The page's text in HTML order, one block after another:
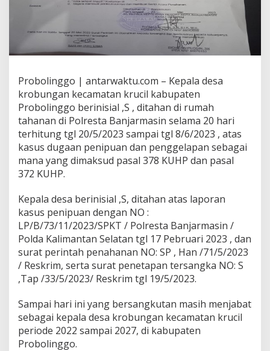
Probolinggo | antarwaktu.com – Kepala desa
krobungan kecamatan krucil kabupaten
Probolinggo berinisial ,S , ditahan di rumah
tahanan di Polresta Banjarmasin selama 20 hari
terhitung tgl 20/5/2023 sampai tgl 8/6/2023 , atas
kasus dugaan penipuan dan penggelapan sebagai
mana yang dimaksud pasal 378 KUHP dan pasal
372 KUHP.
Kepala desa berinisial ,S, ditahan atas laporan
kasus penipuan dengan NO :
LP/B/73/11/2023/SPKT / Polresta Banjarmasin /
Polda Kalimantan Selatan tgl 17 Pebruari 2023 , dan
surat perintah penahanan NO: SP , Han /71/5/2023
/ Reskrim, serta surat penetapan tersangka NO: S
,Tap /33/5/2023/ Reskrim tgl 19/5/2023.
Sampai hari ini yang bersangkutan masih menjabat
sebagai kepala desa krobungan kecamatan krucil
periode 2022 sampai 2027, di kabupaten
Probolinggo.